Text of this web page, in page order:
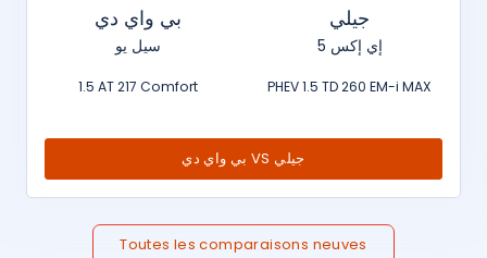
بي واي دي
سيل يو
1.5 AT 217 Comfort
جيلي
إي إكس 5
PHEV 1.5 TD 260 EM-i MAX
بي واي دي VS جيلي
Toutes les comparaisons neuves